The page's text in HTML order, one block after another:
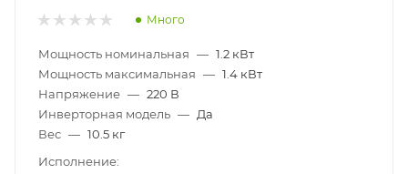
Много
Мощность номинальная — 1.2 кВт
Мощность максимальная — 1.4 кВт
Напряжение — 220 В
Инверторная модель — Да
Вес — 10.5 кг
Исполнение: